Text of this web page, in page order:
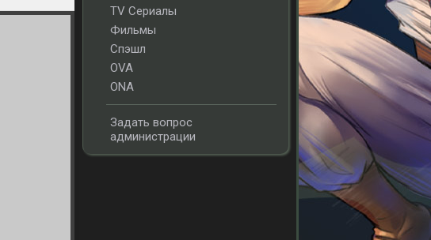
TV Сериалы
Фильмы
Спэшл
OVA
ONA
Задать вопрос
администрации